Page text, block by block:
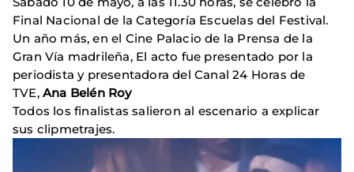
Final Nacional de la Categoría Escuelas del Festival.
Un año más, en el Cine Palacio de la Prensa de la
Gran Vía madrileña, El acto fue presentado por la
periodista y presentadora del Canal 24 Horas de
TVE, Ana Belén Roy
Todos los finalistas salieron al escenario a explicar
sus clipmetrajes.